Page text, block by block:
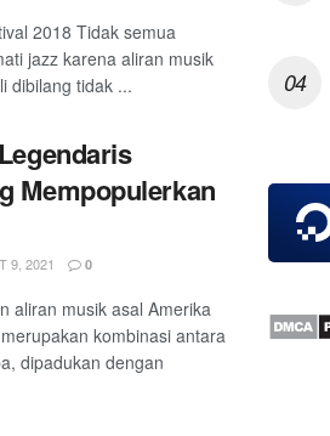
2018 Tidak semua
jazz karena aliran musik
dibilang tidak ...
Mempopulerkan
9, 2021 0
aliran musik asal Amerika
kombinasi antara
dipadukan dengan